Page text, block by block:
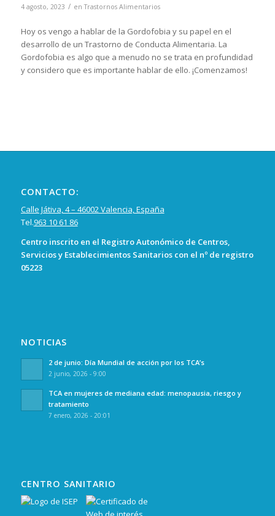
4 agosto, 2023 / enTrastornos Alimentarios
Hoy os vengo a hablar de la Gordofobia y su papel en el
desarrollo de un Trastorno de Conducta Alimentaria. La
Gordofobia es algo que a menudo no se trata en profundidad
y considero que es importante hablar de ello. ¡Comenzamos!
CONTACTO:
Calle Játiva, 4 – 46002 Valencia, España
Tel.963 10 61 86
Centro inscrito en el Registro Autonómico de Centros,
Servicios y Establecimientos Sanitarios con el nº de registro
05223
NOTICIAS
2 de junio: Día Mundial de acción por los TCA’s
2 junio, 2026 - 9:00
TCA en mujeres de mediana edad: menopausia, riesgo y
tratamiento
7 enero, 2026 - 20:01
CENTRO SANITARIO